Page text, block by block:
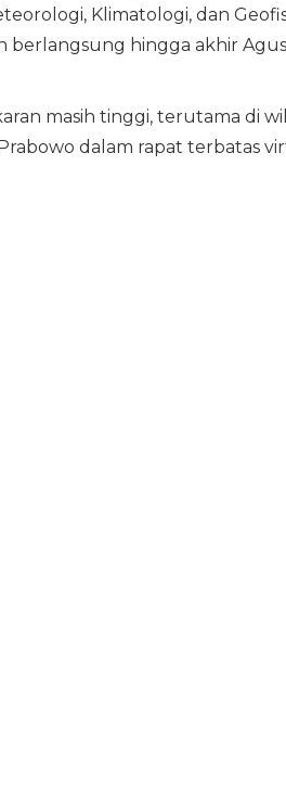
Klimatologi, dan
hingga akhir
masih tinggi, terutama di
dalam rapat terbatas